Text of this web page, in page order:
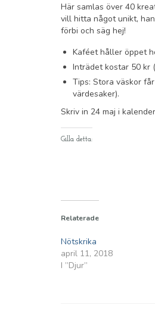
Här samlas över 40
vill hitta något unikt,
förbi och säg hej!
Kaféet håller öppet
Inträdet kostar 50 kr
Tips: Stora väskor
värdesaker).
Skriv in 24 maj i
Gilla detta:
Relaterade
Nötskrika
april 11, 2018
I ”Djur”